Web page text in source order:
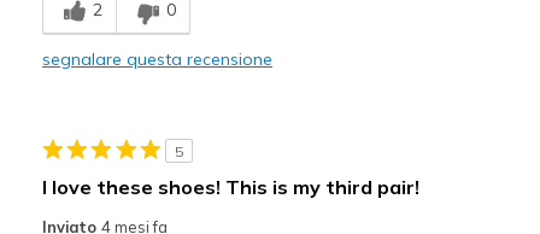
So darn cute
Casual Wear
Width
2 0
segnalare questa recensione
5
I love these shoes! This is my third pair!
Inviato 4 mesi fa